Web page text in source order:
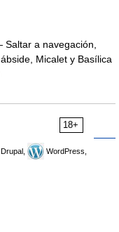
a navegación,
Micalet y Basílica
18+
Drupal,
WordPress,